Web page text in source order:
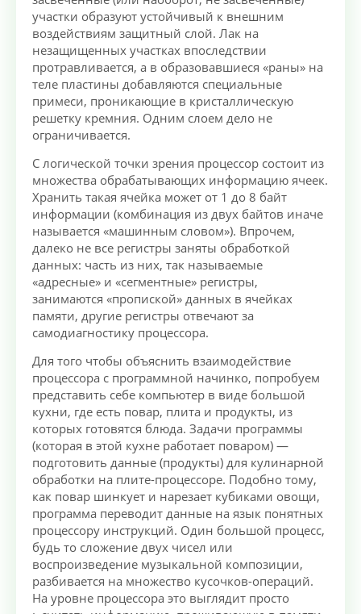
участки образуют устойчивый к внешним
воздействиям защитный слой. Лак на
незащищенных участках впоследствии
протравливается, а в образовавшиеся «раны» на
теле пластины добавляются специальные
примеси, проникающие в кристаллическую
решетку кремния. Одним слоем дело не
ограничивается.
С логической точки зрения процессор состоит из
множества обрабатывающих информацию ячеек.
Хранить такая ячейка может от 1 до 8 байт
информации (комбинация из двух байтов иначе
называется «машинным словом»). Впрочем,
далеко не все регистры заняты обработкой
данных: часть из них, так называемые
«адресные» и «сегментные» регистры,
занимаются «пропиской» данных в ячейках
памяти, другие регистры отвечают за
самодиагностику процессора.
Для того чтобы объяснить взаимодействие
процессора с программной начинко, попробуем
представить себе компьютер в виде большой
кухни, где есть повар, плита и продукты, из
которых готовятся блюда. Задачи программы
(которая в этой кухне работает поваром) —
подготовить данные (продукты) для кулинарной
обработки на плите-процессоре. Подобно тому,
как повар шинкует и нарезает кубиками овощи,
программа переводит данные на язык понятных
процессору инструкций. Один большой процесс,
будь то сложение двух чисел или
воспроизведение музыкальной композиции,
разбивается на множество кусочков-операций.
На уровне процессора это выглядит просто